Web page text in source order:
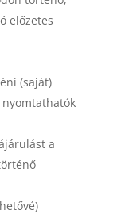
előzetes
(saját)
a